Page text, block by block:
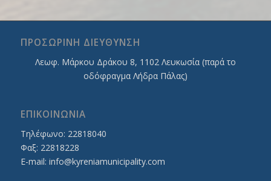
ΠΡΟΣΩΡΙΝΗ ΔΙΕΥΘΥΝΣΗ
Λεωφ. Mάρκου Δράκου 8, 1102 Λευκωσία (παρά το
οδόφραγμα Λήδρα Πάλας)
ΕΠΙΚΟΙΝΩΝΙΑ
Τηλέφωνο: 22818040
Φαξ: 22818228
E-mail: info@kyreniamunicipality.com